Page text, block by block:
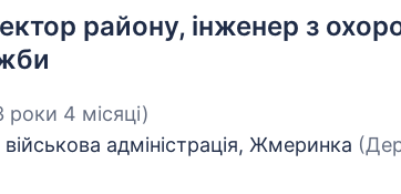
району, інженер з
роки 4 місяці)
адміністрація, Жмеринка